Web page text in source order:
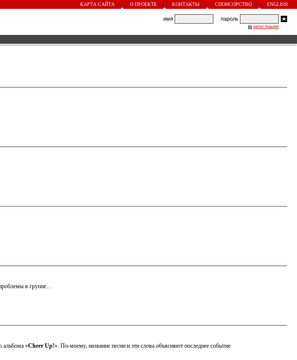
КАРТА САЙТА О ПРОЕКТЕ КОНТАКТЫ СПОНСОРСТВО ENGLISH
имя пароль
регистрация
проблемы в группе…
альбома «Cheer Up!». По-моему, название песни и эти слова объясняют последнее событие